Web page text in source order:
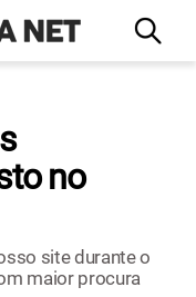
no
site durante o
maior procura